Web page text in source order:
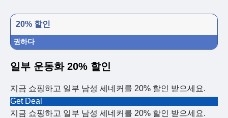
20% 할인
권하다
일부 운동화 20% 할인
지금 쇼핑하고 일부 남성 세네커를 20% 할인 받으세요.
Get Deal
지금 쇼핑하고 일부 남성 세네커를 20% 할인 받으세요.